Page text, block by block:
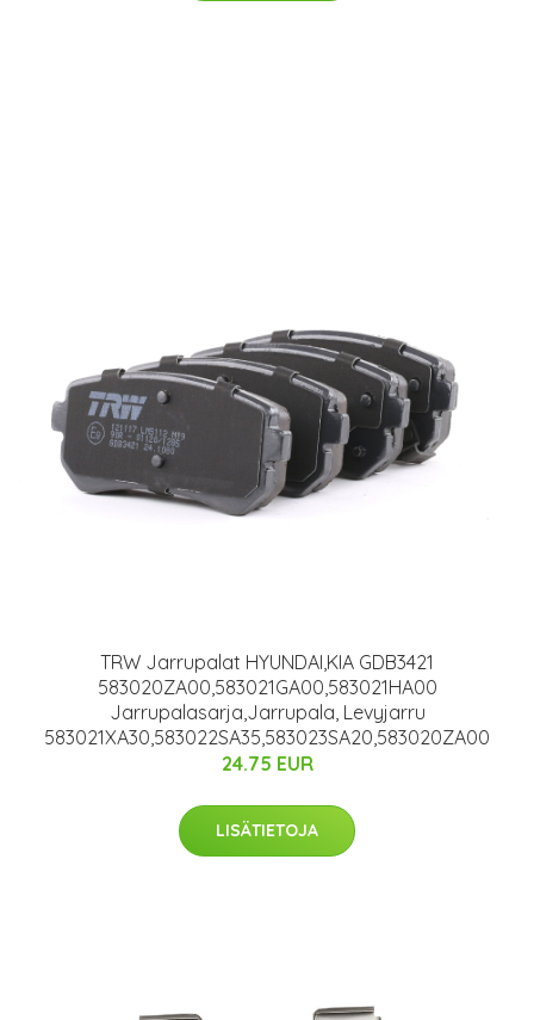
TRW Jarrupalat HYUNDAI,KIA GDB3421
583020ZA00,583021GA00,583021HA00
Jarrupalasarja,Jarrupala, Levyjarru
583021XA30,583022SA35,583023SA20,583020ZA00
24.75 EUR
LISÄTIETOJA